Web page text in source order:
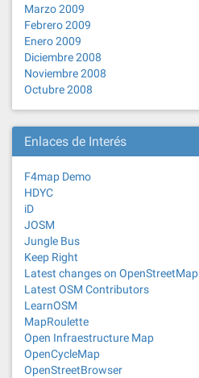
Marzo 2009
Febrero 2009
Enero 2009
Diciembre 2008
Noviembre 2008
Octubre 2008
Enlaces de Interés
F4map Demo
HDYC
iD
JOSM
Jungle Bus
Keep Right
Latest changes on OpenStreetMap
Latest OSM Contributors
LearnOSM
MapRoulette
Open Infraestructure Map
OpenCycleMap
OpenStreetBrowser